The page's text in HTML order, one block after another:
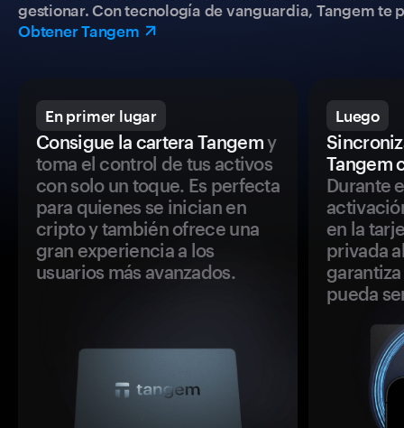
gestionar. Con tecnología de vanguardia, Tangem
Obtener Tangem
En primer lugar
Consigue la cartera Tangemy
toma el control de tus activos
con solo un toque. Es perfecta
para quienes se inician en
cripto y también ofrece una
gran experiencia a los
usuarios más avanzados.
Luego
Tangem
Durante
en la
privada
pueda